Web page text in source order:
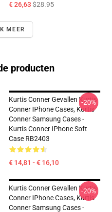
€ 26,63 $28.95
MEER
producten
Kurtis Conner Gevallen Kurtis
Conner IPhone Cases, Kurtis
Conner Samsung Cases -
Kurtis Conner IPhone Soft
Case RB2403
€ 14,81 - € 16,10
-20%
Kurtis Conner Gevallen Kurtis
Conner IPhone Cases, Kurtis
Conner Samsung Cases -
-20%